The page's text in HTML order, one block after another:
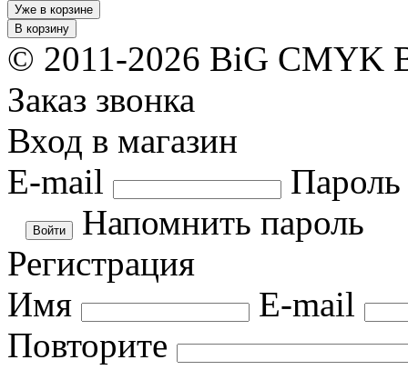
Уже в корзине
В корзину
© 2011-2026 BiG CMYK
Заказ звонка
Вход в магазин
E-mail
Пароль
Напомнить пароль
Регистрация
Имя
E-mail
Повторите